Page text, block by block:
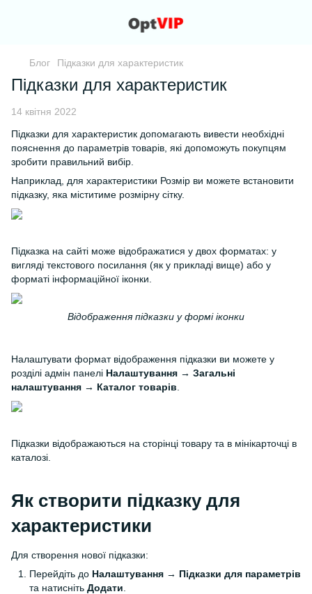
Блог Підказки для характеристик
Підказки для характеристик
14 квітня 2022
Підказки для характеристик допомагають вивести необхідні
пояснення до параметрів товарів, які допоможуть покупцям
зробити правильний вибір.
Наприклад, для характеристики Розмір ви можете встановити
підказку, яка міститиме розмірну сітку.
Підказка на сайті може відображатися у двох форматах: у
вигляді текстового посилання (як у прикладі вище) або у
форматі інформаційної іконки.
Відображення підказки у формі іконки
Налаштувати формат відображення підказки ви можете у
розділі адмін панелі Налаштування → Загальні
налаштування → Каталог товарів
Підказки відображаються на сторінці товару та в мінікарточці в
каталозі.
Як створити підказку для
характеристики
Для створення нової підказки:
Перейдіть до Налаштування → Підказки для параметрів
та натисніть Додати